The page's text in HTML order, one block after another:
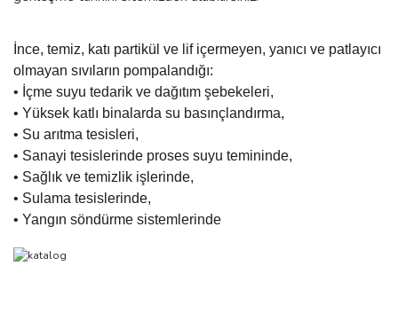
İnce, temiz, katı partikül ve lif içermeyen, yanıcı ve patlayıcı
olmayan sıvıların pompalandığı:
• İçme suyu tedarik ve dağıtım şebekeleri,
• Yüksek katlı binalarda su basınçlandırma,
• Su arıtma tesisleri,
• Sanayi tesislerinde proses suyu temininde,
• Sağlık ve temizlik işlerinde,
• Sulama tesislerinde,
• Yangın söndürme sistemlerinde